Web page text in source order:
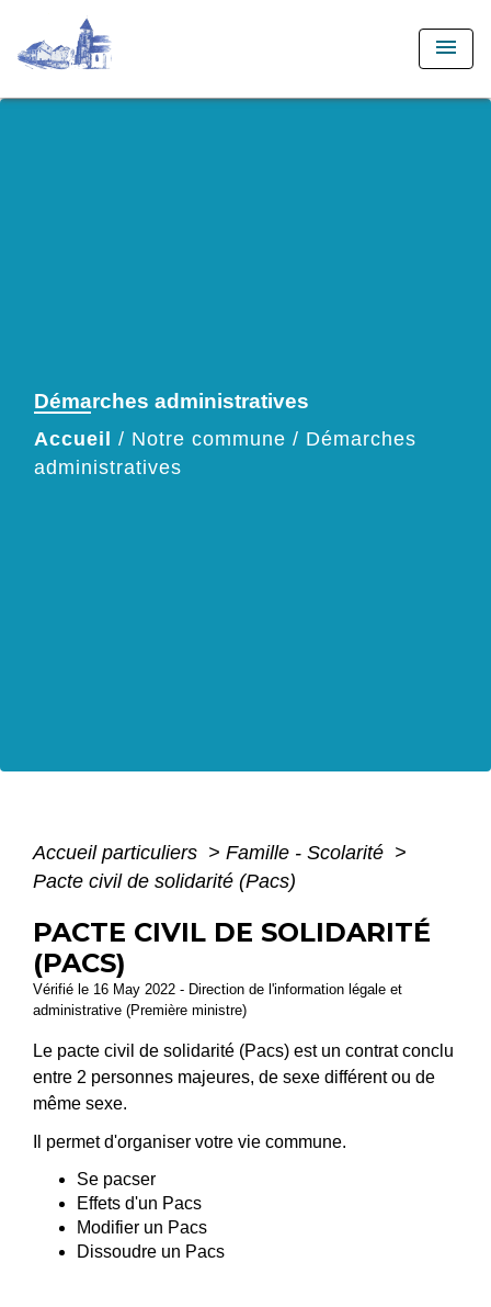
menu
Démarches administratives
Accueil / Notre commune / Démarches
administratives
Accueil particuliers > Famille - Scolarité >
Pacte civil de solidarité (Pacs)
PACTE CIVIL DE SOLIDARITÉ
(PACS)
Vérifié le 16 May 2022 - Direction de l'information légale et
administrative (Première ministre)
Le pacte civil de solidarité (Pacs) est un contrat conclu
entre 2 personnes majeures, de sexe différent ou de
même sexe.
Il permet d'organiser votre vie commune.
Se pacser
Effets d'un Pacs
Modifier un Pacs
Dissoudre un Pacs